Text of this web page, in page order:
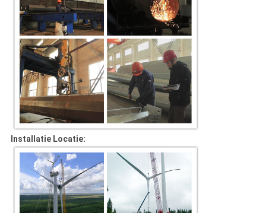
Installatie Locatie: